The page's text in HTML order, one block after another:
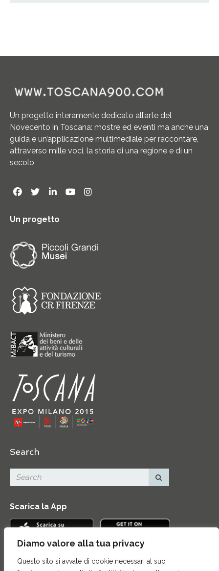
Diamo valore alla tua privacy
Questo sito si avvale di cookie necessari al suo
Un progetto interamente dedicato all’arte del
Novecento in Toscana: mostre ed eventi ma anche una
guida e un’applicazione multimediale per raccontare,
attraverso mille voci, la storia di una regione e di un
secolo
Un progetto
Search
Scarica la App
Contatti|Area Stampa|Mappa del sito |Credits